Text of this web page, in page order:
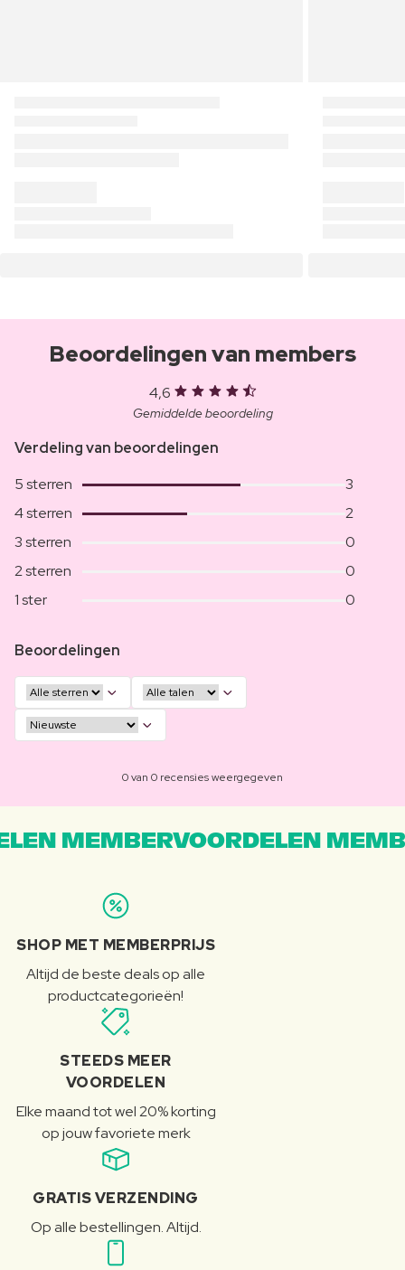
Beoordelingen van members
4,6
Gemiddelde beoordeling
Verdeling van beoordelingen
5 sterren
3
4 sterren
2
3 sterren
0
2 sterren
0
1 ster
0
Beoordelingen
0 van 0 recensies weergegeven
MEMBERVOORDELEN
SHOP MET MEMBERPRIJS
Altijd de beste deals op alle
productcategorieën!
STEEDS MEER
VOORDELEN
Elke maand tot wel 20% korting
op jouw favoriete merk
GRATIS VERZENDING
Op alle bestellingen. Altijd.